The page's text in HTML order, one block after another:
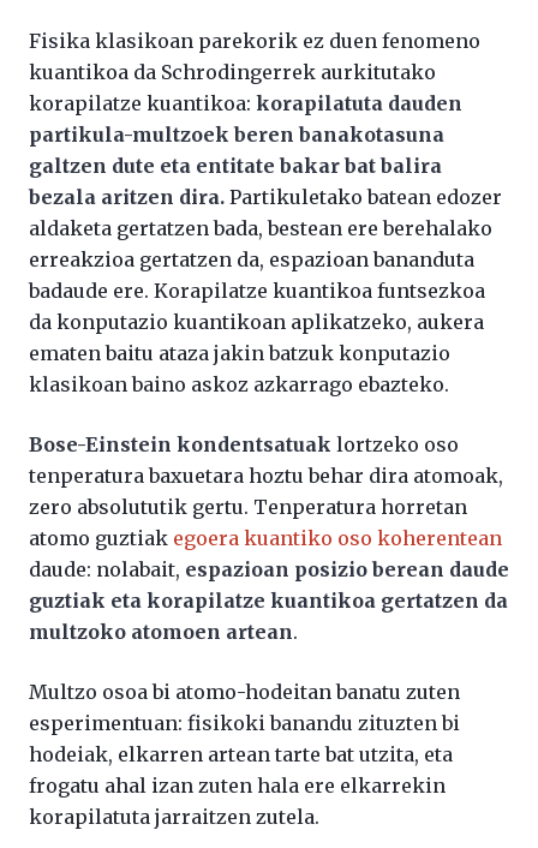
Fisika klasikoan parekorik ez duen fenomeno
kuantikoa da Schrodingerrek aurkitutako
korapilatze kuantikoa: korapilatuta dauden
partikula-multzoek beren banakotasuna
galtzen dute eta entitate bakar bat balira
bezala aritzen dira. Partikuletako batean edozer
aldaketa gertatzen bada, bestean ere berehalako
erreakzioa gertatzen da, espazioan bananduta
badaude ere. Korapilatze kuantikoa funtsezkoa
da konputazio kuantikoan aplikatzeko, aukera
ematen baitu ataza jakin batzuk konputazio
klasikoan baino askoz azkarrago ebazteko.
Bose-Einstein kondentsatuak lortzeko oso
tenperatura baxuetara hoztu behar dira atomoak,
zero absolututik gertu. Tenperatura horretan
atomo guztiak egoera kuantiko oso koherentean
daude: nolabait, espazioan posizio berean daude
guztiak eta korapilatze kuantikoa gertatzen da
multzoko atomoen artean.
Multzo osoa bi atomo-hodeitan banatu zuten
esperimentuan: fisikoki banandu zituzten bi
hodeiak, elkarren artean tarte bat utzita, eta
frogatu ahal izan zuten hala ere elkarrekin
korapilatuta jarraitzen zutela.